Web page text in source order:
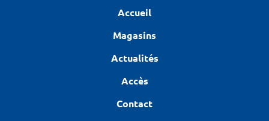
Accueil
Magasins
Actualités
Accès
Contact